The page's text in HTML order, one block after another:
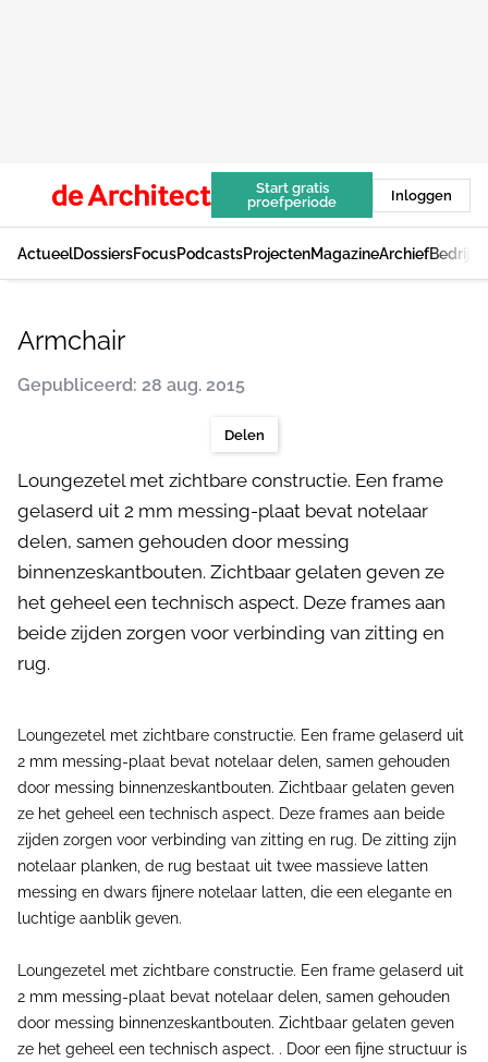
Start gratis
proefperiode
Inloggen
ActueelDossiersFocusPodcastsProjectenMagazineArchief
Armchair
Gepubliceerd: 28 aug. 2015
Delen
Loungezetel met zichtbare constructie. Een frame
gelaserd uit 2 mm messing-plaat bevat notelaar
delen, samen gehouden door messing
binnenzeskantbouten. Zichtbaar gelaten geven ze
het geheel een technisch aspect. Deze frames aan
beide zijden zorgen voor verbinding van zitting en
rug.
Loungezetel met zichtbare constructie. Een frame gelaserd uit
2 mm messing-plaat bevat notelaar delen, samen gehouden
door messing binnenzeskantbouten. Zichtbaar gelaten geven
ze het geheel een technisch aspect. Deze frames aan beide
zijden zorgen voor verbinding van zitting en rug. De zitting zijn
notelaar planken, de rug bestaat uit twee massieve latten
messing en dwars fijnere notelaar latten, die een elegante en
luchtige aanblik geven.
Loungezetel met zichtbare constructie. Een frame gelaserd uit
2 mm messing-plaat bevat notelaar delen, samen gehouden
door messing binnenzeskantbouten. Zichtbaar gelaten geven
ze het geheel een technisch aspect. . Door een fijne structuur is